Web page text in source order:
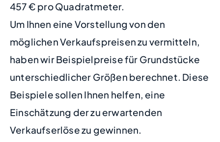
457 € pro Quadratmeter.
Um Ihnen eine Vorstellung von den
möglichen Verkaufspreisen zu vermitteln,
haben wir Beispielpreise für Grundstücke
unterschiedlicher Größen berechnet. Diese
Beispiele sollen Ihnen helfen, eine
Einschätzung der zu erwartenden
Verkaufserlöse zu gewinnen.